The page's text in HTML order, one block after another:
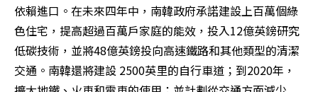
依賴進口。在未來四年中，南韓政府承諾建設上百萬個綠
色住宅，提高超過百萬戶家庭的能效，投入12億英鎊研究
低碳技術，並將48億英鎊投向高速鐵路和其他類型的清潔
交通。南韓還將建設 2500英里的自行車道；到2020年，